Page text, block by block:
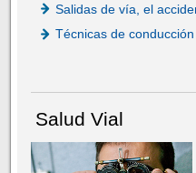
Salidas de vía, el
Técnicas de conducción
Salud Vial